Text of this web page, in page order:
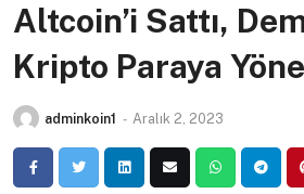
Altcoin’i Sattı,
Kripto Paraya
adminkoin1 - Aralık 2, 2023